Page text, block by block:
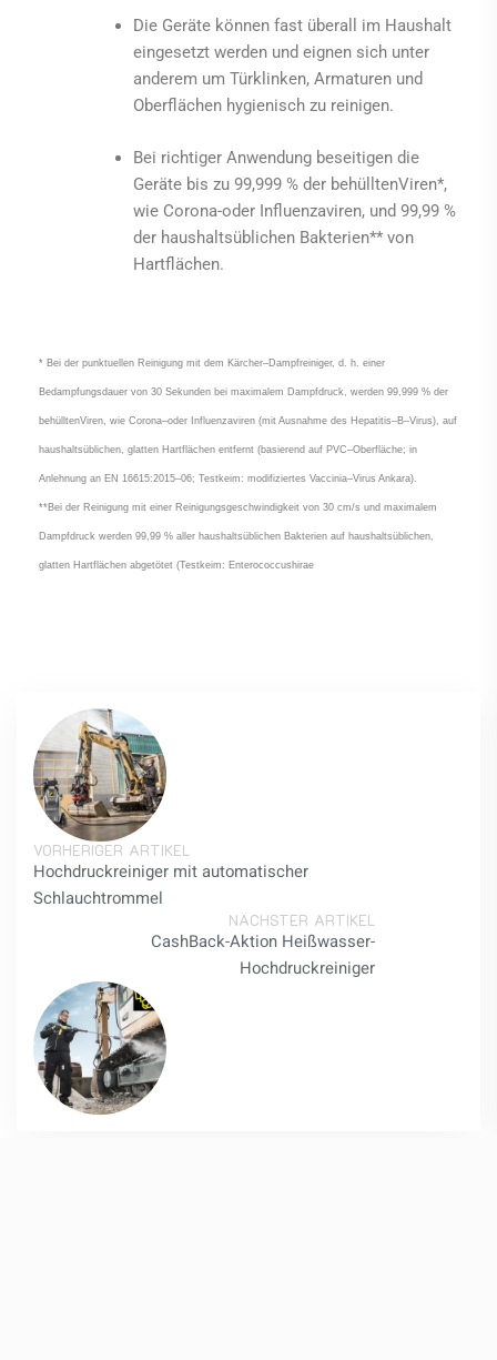
Die Geräte können fast überall im Haushalt
eingesetzt werden und eignen sich unter
anderem um Türklinken, Armaturen und
Oberflächen hygienisch zu reinigen.
Bei richtiger Anwendung beseitigen die
Geräte bis zu 99,999 % der behülltenViren*,
wie Corona-oder Influenzaviren, und 99,99 %
der haushaltsüblichen Bakterien** von
Hartflächen.
* Bei der punktuellen Reinigung mit dem Kärcher–Dampfreiniger, d. h. einer
Bedampfungsdauer von 30 Sekunden bei maximalem Dampfdruck, werden 99,999 % der
behülltenViren, wie Corona–oder Influenzaviren (mit Ausnahme des Hepatitis–B–Virus), auf
haushaltsüblichen, glatten Hartflächen entfernt (basierend auf PVC–Oberfläche; in
Anlehnung an EN 16615:2015–06; Testkeim : modifiziertes Vaccinia–Virus Ankara).
**Bei der Reinigung mit einer Reinigungsgeschwindigkeit von 30 cm/s und maximalem
Dampfdruck werden 99,99 % aller haushaltsüblichen Bakterien auf haushaltsüblichen,
glatten Hartflächen abgetötet (Testkeim : Enterococcus hirae
VORHERIGER ARTIKEL
Hochdruckreiniger mit automatischer
Schlauchtrommel
NÄCHSTER ARTIKEL
CashBack-Aktion Heißwasser-
Hochdruckreiniger